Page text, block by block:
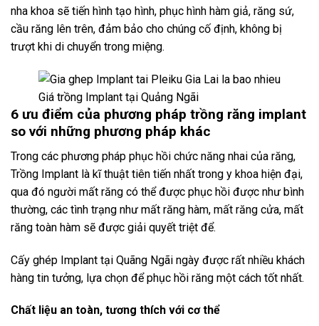
nha khoa sẽ tiến hình tạo hình, phục hình hàm giả, răng sứ,
cầu răng lên trên, đảm bảo cho chúng cố định, không bị
trượt khi di chuyển trong miệng.
Giá trồng Implant tại Quảng Ngãi
6 ưu điểm của phương pháp trồng răng implant
so với những phương pháp khác
Trong các phương pháp phục hồi chức năng nhai của răng,
Trồng Implant là kĩ thuật tiên tiến nhất trong y khoa hiện đại,
qua đó người mất răng có thể được phục hồi được như bình
thường, các tình trạng như mất răng hàm, mất răng cửa, mất
răng toàn hàm sẽ được giải quyết triệt để.
Cấy ghép Implant tại Quãng Ngãi ngày được rất nhiều khách
hàng tin tưởng, lựa chọn để phục hồi răng một cách tốt nhất.
Chất liệu an toàn, tương thích với cơ thể